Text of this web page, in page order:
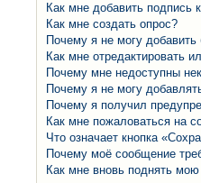
Как мне добавить подпись
Как мне создать опрос?
Почему я не могу
Как мне отредактировать
Почему мне недоступны
Почему я не могу
Почему я получил
Как мне пожаловаться на
Что означает кнопка
Почему моё сообщение
Как мне вновь поднять